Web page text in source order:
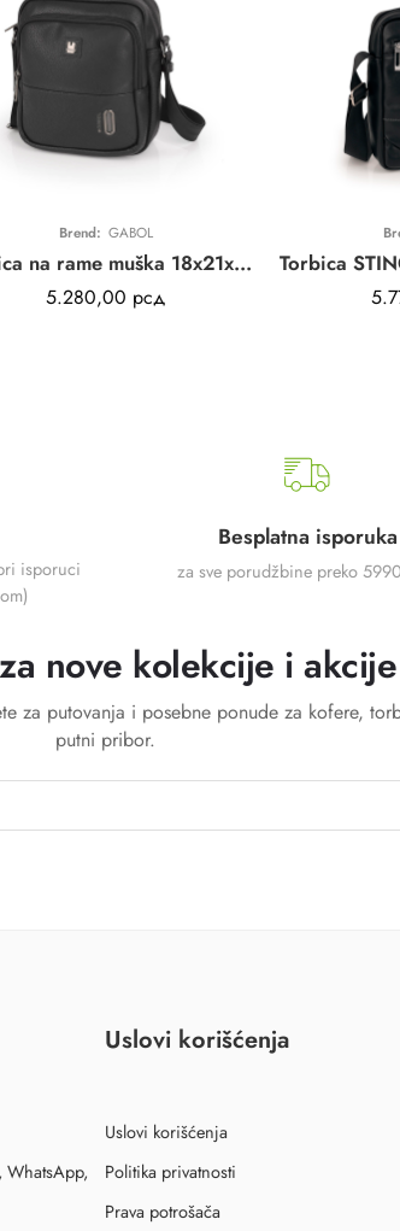
Brend: GABOL
Torbica na rame muška 18x21x7 cm Snap
5.280,00 рсд
isporuci
Besplatna isporuka
za sve porudžbine preko
nove kolekcije i akcije
za putovanja i posebne ponude za kofere,
putni pribor.
WhatsApp,
Uslovi korišćenja
Uslovi korišćenja
Politika privatnosti
Prava potrošača